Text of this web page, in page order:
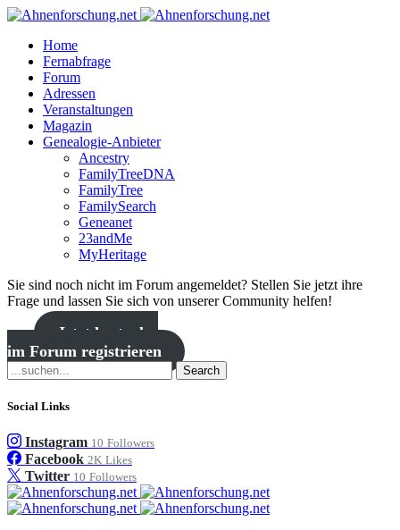
Home
Fernabfrage
Forum
Adressen
Veranstaltungen
Magazin
Genealogie-Anbieter
Ancestry
FamilyTreeDNA
FamilyTree
FamilySearch
Geneanet
23andMe
MyHeritage
Sie sind noch nicht im Forum angemeldet? Stellen Sie jetzt ihre
Frage und lassen Sie sich von unserer Community helfen!
Jetzt kostenlos
im Forum registrieren
Search
Social Links
Instagram 10 Followers
Facebook 2K Likes
Twitter 10 Followers